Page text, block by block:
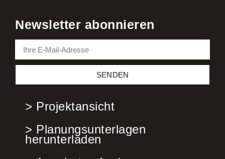
Newsletter abonnieren
SENDEN
> Projektansicht
> Planungsunterlagen
herunterladen